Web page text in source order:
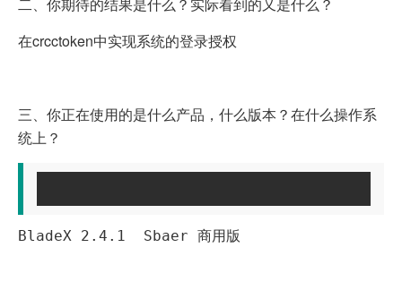
二、你期待的结果是什么？实际看到的又是什么？
在crcctoken中实现系统的登录授权
三、你正在使用的是什么产品，什么版本？在什么操作系
统上？
BladeX 2.4.1 Sbaer 商用版